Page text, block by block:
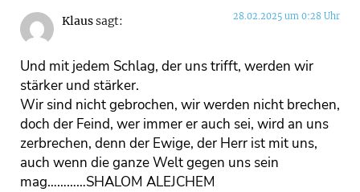
Klaussagt: 28.02.2025 um 0:28 Uhr
Und mit jedem Schlag, der uns trifft, werden wir
stärker und stärker.
Wir sind nicht gebrochen, wir werden nicht brechen,
doch der Feind, wer immer er auch sei, wird an uns
zerbrechen, denn der Ewige, der Herr ist mit uns,
auch wenn die ganze Welt gegen uns sein
mag…………SHALOM ALEJCHEM